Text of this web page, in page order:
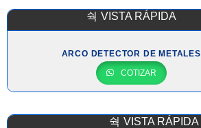
VISTA RÁPIDA
ARCO DETECTOR DE METALES
COTIZAR
VISTA RÁPIDA